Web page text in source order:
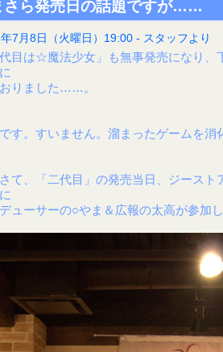
さら発売日の話題ですが……
7月8日（火曜日）19:00 - スタッフより
代目は☆魔法少女」も無事発売になり、
りました……。
す。すいません。溜まったゲームを消
て、「二代目」の発売当日、ジースト
ューサーの○やま＆広報の太高が参加